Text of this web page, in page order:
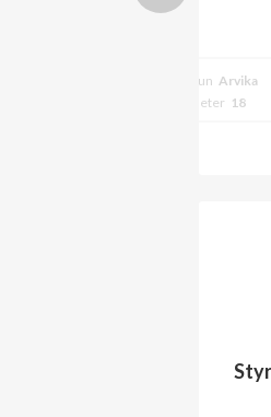
Kommun Arvika
Lägenheter 18